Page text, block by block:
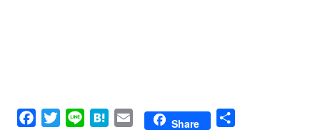
Facebook
Twitter Line HatenaEmail Share